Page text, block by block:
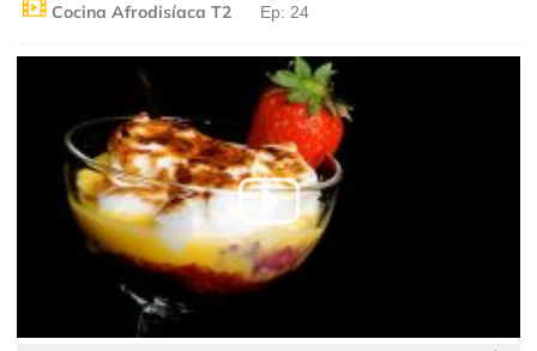
Cocina Afrodisíaca T2 Ep: 24